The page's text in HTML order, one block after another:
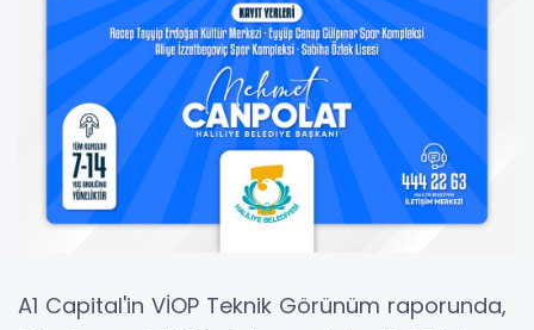
A1 Capital'in VİOP Teknik Görünüm raporunda,